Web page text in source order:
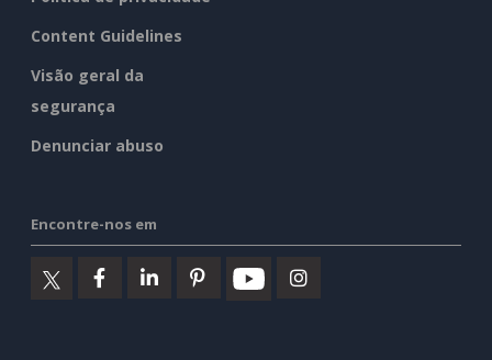
Content Guidelines
Visão geral da
segurança
Denunciar abuso
Encontre-nos em